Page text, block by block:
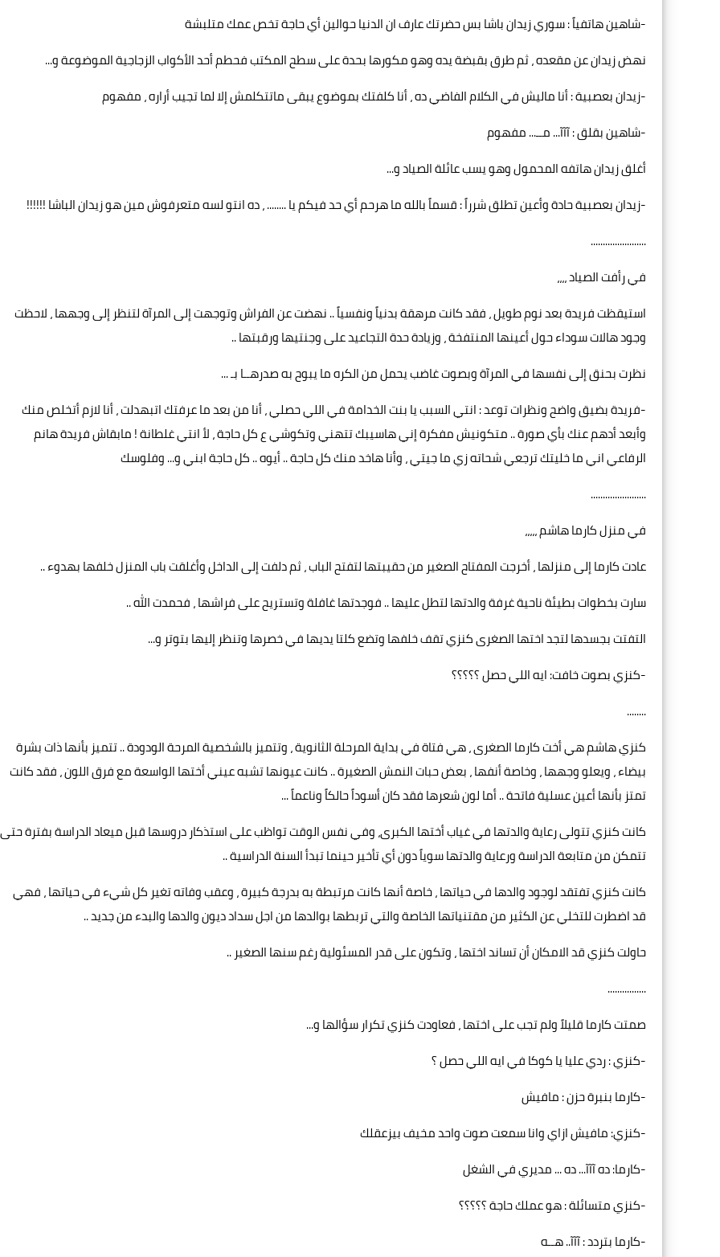
-شاهين هاتفياً : سوري زيدان باشا بس حضرتك عارف ان الدنيا حوالين أي حاجة تخص عمك متلبشة
نهض زيدان عن مقعده ، ثم طرق بقبضة يده وهو مكورها بحدة على سطح المكتب فحطم أحد الأكواب الزجاجية الموضوعة و...
-زيدان بعصبية : أنا ماليش في الكلام الفاضي ده ، أنا كلفتك بموضوع يبقى ماتتكلمش إلا لما تجيب أراره ، مفهوم
-شاهين بقلق : آآآ... مــ... مفهوم
أغلق زيدان هاتفه المحمول وهو يسب عائلة الصياد و...
-زيدان بعصبية حادة وأعين تطلق شرراً : قسماً بالله ما هرحم أي حد فيكم يا ........ ، ده انتو لسه متعرفوش مين هو زيدان الباشا !!!!!!
.......................
في رأفت الصياد ،،،،
استيقظت فريدة بعد نوم طويل ، فقد كانت مرهقة بدنياً ونفسياً .. نهضت عن الفراش وتوجهت إلى المرآة لتنظر إلى وجهها ، لاحظت
وجود هالات سوداء حول أعينها المنتفخة ، وزيادة حدة التجاعيد على وجنتيها ورقبتها ..
نظرت بحنق إلى نفسها في المرآة وبصوت غاضب يحمل من الكره ما يبوح به صدرهــا بـ ...
-فريدة بضيق واضح ونظرات توعد : انتي السبب يا بنت الخدامة في اللي حصلي ، أنا من بعد ما عرفتك اتبهدلت ، أنا لازم أتخلص منك
وأبعد أدهم عنك بأي صورة .. متكونيش مفكرة إني هاسيبك تتهني وتكوشي ع كل حاجة ، لأ انتي غلطانة ! مابقاش فريدة هانم
الرفاعي اني ما خليتك ترجعي شحاته زي ما جيتي ، وأنا هاخد منك كل حاجة .. أيوه .. كل حاجة ابني و... وفلوسك
.......................
في منزل كارما هاشم ،،،،،
عادت كارما إلى منزلها ، أخرجت المفتاح الصغير من حقيبتها لتفتح الباب ، ثم دلفت إلى الداخل وأغلقت باب المنزل خلفها بهدوء ..
سارت بخطوات بطيئة ناحية غرفة والدتها لتطل عليها .. فوجدتها غافلة وتستريح على فراشها ، فحمدت الله ..
التفتت بجسدها لتجد اختها الصغرى كنزي تقف خلفها وتضع كلتا يديها في خصرها وتنظر إليها بتوتر و...
-كنزي بصوت خافت: ايه اللي حصل ؟؟؟؟؟
........
كنزي هاشم هي أخت كارما الصغرى ، هي فتاة في بداية المرحلة الثانوية ، وتتميز بالشخصية المرحة الودودة .. تتميز بأنها ذات بشرة
بيضاء ، ويعلو وجهها ، وخاصة أنفها ، بعض حبات النمش الصغيرة .. كانت عيونها تشبه عيني أختها الواسعة مع فرق اللون ، فقد كانت
تمتز بأنها أعين عسلية فاتحة .. أما لون شعرها فقد كان أسوداً حالكاً وناعماً ...
كانت كنزي تتولى رعاية والدتها في غياب أختها الكبرى، وفي نفس الوقت تواظب على استذكار دروسها قبل ميعاد الدراسة بفترة حتى
تتمكن من متابعة الدراسة ورعاية والدتها سوياً دون أي تأخير حينما تبدأ السنة الدراسية ..
كانت كنزي تفتقد لوجود والدها في حياتها ، خاصة أنها كانت مرتبطة به بدرجة كبيرة ، وعقب وفاته تغير كل شيء في حياتها ، فهي
قد اضطرت للتخلي عن الكثير من مقتنياتها الخاصة والتي تربطها بوالدها من اجل سداد ديون والدها والبدء من جديد ..
حاولت كنزي قد الامكان أن تساند اختها ، وتكون على قدر المسئولية رغم سنها الصغير ..
................
صمتت كارما قليلاً ولم تجب على اختها ، فعاودت كنزي تكرار سؤالها و...
-كنزي : ردي عليا يا كوكا في ايه اللي حصل ؟
-كارما بنبرة حزن : مافيش
-كنزي: مافيش ازاي وانا سمعت صوت واحد مخيف بيزعقلك
-كارما: ده آآآ... ده ... مديري في الشغل
-كنزي متسائلة : هو عملك حاجة ؟؟؟؟؟
-كارما بتردد : آآآ.. هــه